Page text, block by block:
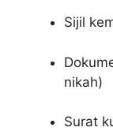
Sijil
nikah)
Surat